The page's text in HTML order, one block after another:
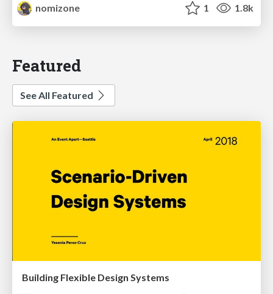
nomizone
1 1.8k
Featured
See All Featured
Building Flexible Design Systems